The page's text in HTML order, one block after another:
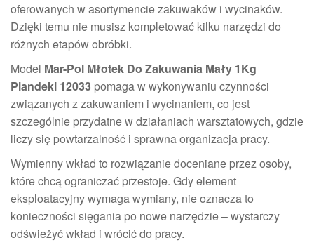
oferowanych w asortymencie zakuwaków i wycinaków.
Dzięki temu nie musisz kompletować kilku narzędzi do
różnych etapów obróbki.
Model Mar-Pol Młotek Do Zakuwania Mały 1Kg
Plandeki 12033 pomaga w wykonywaniu czynności
związanych z zakuwaniem i wycinaniem, co jest
szczególnie przydatne w działaniach warsztatowych, gdzie
liczy się powtarzalność i sprawna organizacja pracy.
Wymienny wkład to rozwiązanie doceniane przez osoby,
które chcą ograniczać przestoje. Gdy element
eksploatacyjny wymaga wymiany, nie oznacza to
konieczności sięgania po nowe narzędzie – wystarczy
odświeżyć wkład i wrócić do pracy.